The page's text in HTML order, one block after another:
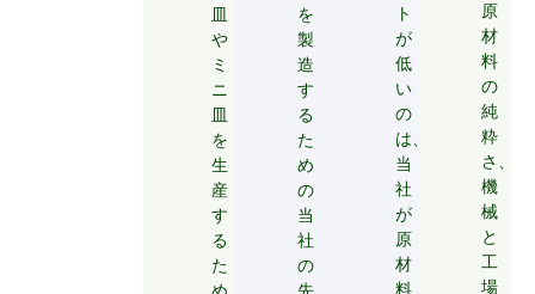
皿
や
ミ
ニ
皿
を
生
産
す
る
た
を
製
造
す
る
た
め
の
当
社
の
ト
が
低
い
の
は、
当
社
が
原
材
料
原
材
料
の
純
粋
さ、
機
械
と
工
場